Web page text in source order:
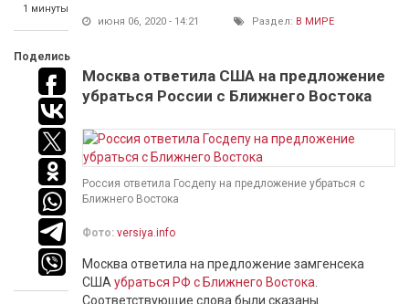
1 минуты
Поделись
июня 06, 2020 - 14:21 Раздел: В МИРЕ
Москва ответила США на предложение
убраться России с Ближнего Востока
Россия ответила Госдепу на предложение убраться с
Ближнего Востока
Фото: versiya.info
Москва ответила на предложение замгенсека
США убраться РФ с Ближнего Востока
Соответствующие слова были сказаны